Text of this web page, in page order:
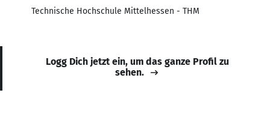
Technische Hochschule Mittelhessen - THM
Logg Dich jetzt ein, um das ganze Profil zu
sehen.